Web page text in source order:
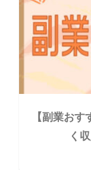
【副業お
く